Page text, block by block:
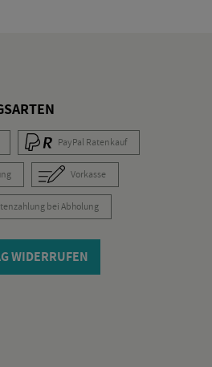
Pay­Pal Ra­ten­kauf
Vor­kas­se
bei Ab­ho­lung
WI­DER­RU­FEN